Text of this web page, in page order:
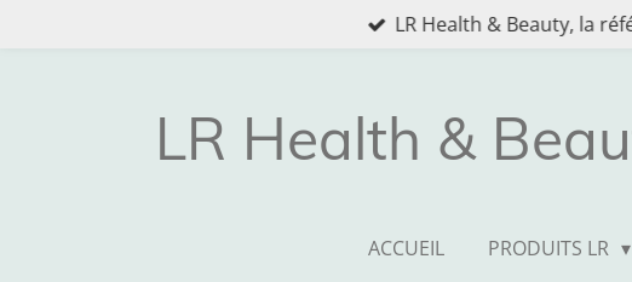
LR Health & Beauty, la
LR Health &
ACCUEIL PRODUITS LR